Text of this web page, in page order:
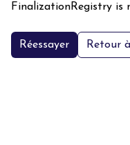
FinalizationRegistry is
Réessayer Retour